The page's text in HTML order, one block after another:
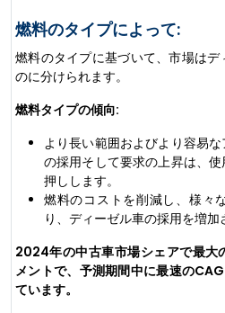
燃料のタイプによって:
燃料のタイプに基づいて、市場は
のに分けられます。
燃料タイプの傾向:
より長い範囲およびより容易
の採用そして要求の上昇は、
押しします。
燃料のコストを削減し、様々
り、ディーゼル車の採用を増加
2024年の中古車市場シェアで最大
メントで、予測期間中に最速の
ています。